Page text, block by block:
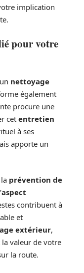
implication
pour votre
nettoyage
également
procure une
cet entretien
à ses
apporte un
prévention de
aspect
contribuent à
et
extérieur,
la valeur de votre
la route.